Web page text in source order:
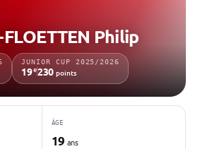
Philip
JUNIOR CUP 2025/2026
19e230 points
ÂGE
19 ans